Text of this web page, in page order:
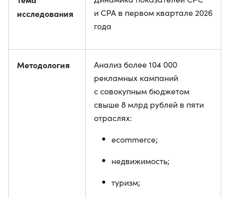
исследования
и CPA в первом квартале 2026
года
Методология
Анализ более 104 000
рекламных кампаний
с совокупным бюджетом
свыше 8 млрд рублей в пяти
отраслях:
ecommerce;
недвижимость;
туризм;